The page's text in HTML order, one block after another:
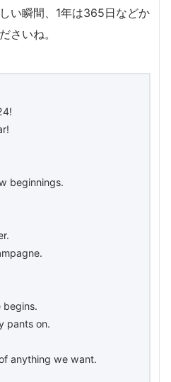
い瞬間、1年は365日などか
さいね。
beginnings.
begins.
pants on.
anything we want.